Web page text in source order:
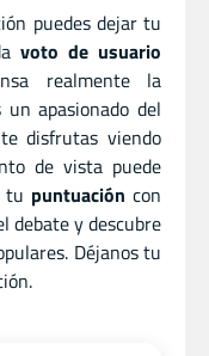
puedes dejar tu
voto de usuario
realmente la
apasionado del
disfrutas viendo
de vista puede
tu puntuación con
debate y descubre
Déjanos tu